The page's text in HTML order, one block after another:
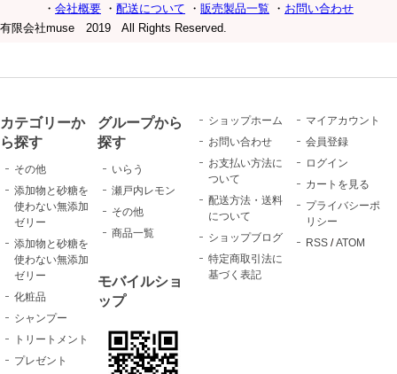
・ 会社概要 ・ 配送について ・ 販売製品一覧 ・ お問い合わせ
有限会社muse 2019 All Rights Reserved.
カテゴリーか
ら探す
その他
添加物と砂糖を
使わない無添加
ゼリー
添加物と砂糖を
使わない無添加
ゼリー
化粧品
シャンプー
トリートメント
プレゼント
グループから
探す
いらう
瀬戸内レモン
その他
商品一覧
ショップホーム
お問い合わせ
お支払い方法に
ついて
配送方法・送料
について
ショップブログ
特定商取引法に
基づく表記
マイアカウント
会員登録
ログイン
カートを見る
プライバシーポ
リシー
RSS /ATOM
モバイルショ
ップ